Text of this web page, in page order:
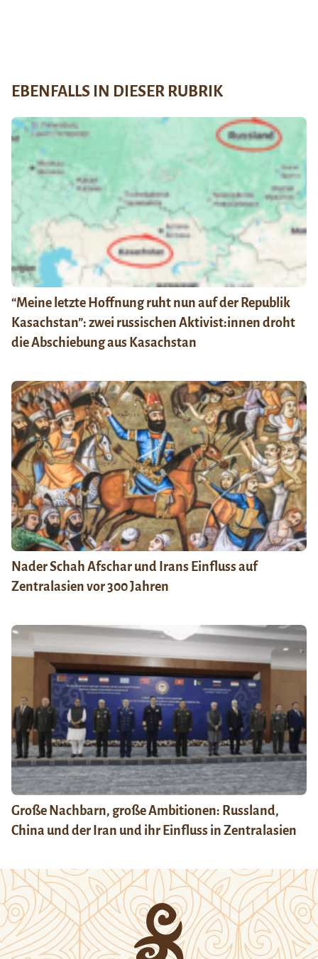
EBENFALLS IN DIESER RUBRIK
“Meine letzte Hoffnung ruht nun auf der Republik
Kasachstan”: zwei russischen Aktivist:innen droht
die Abschiebung aus Kasachstan
Nader Schah Afschar und Irans Einfluss auf
Zentralasien vor 300 Jahren
Große Nachbarn, große Ambitionen: Russland,
China und der Iran und ihr Einfluss in Zentralasien